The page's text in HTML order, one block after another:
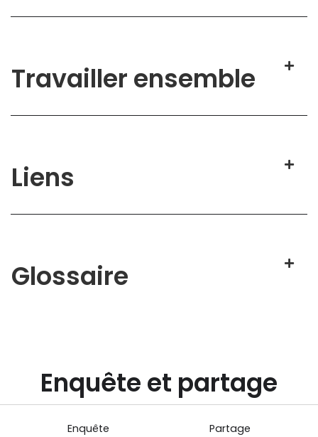
Travailler ensemble
Liens
Glossaire
Enquête et partage
Enquête Partage